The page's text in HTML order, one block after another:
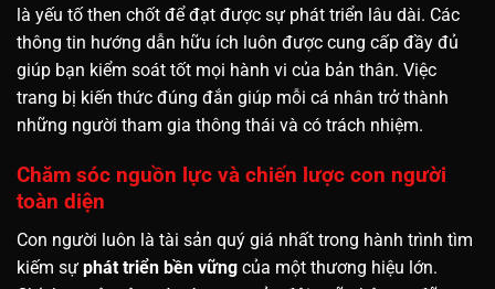
là yếu tố then chốt để đạt được sự phát triển lâu dài. Các
thông tin hướng dẫn hữu ích luôn được cung cấp đầy đủ
giúp bạn kiểm soát tốt mọi hành vi của bản thân. Việc
trang bị kiến thức đúng đắn giúp mỗi cá nhân trở thành
những người tham gia thông thái và có trách nhiệm.
Chăm sóc nguồn lực và chiến lược con người
toàn diện
Con người luôn là tài sản quý giá nhất trong hành trình tìm
kiếm sự phát triển bền vững của một thương hiệu lớn.